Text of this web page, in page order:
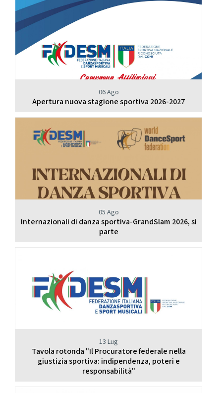
06 Ago
Apertura nuova stagione sportiva 2026-2027
05 Ago
Internazionali di danza sportiva-GrandSlam 2026, si
parte
13 Lug
Tavola rotonda "Il Procuratore federale nella
giustizia sportiva: indipendenza, poteri e
responsabilità"